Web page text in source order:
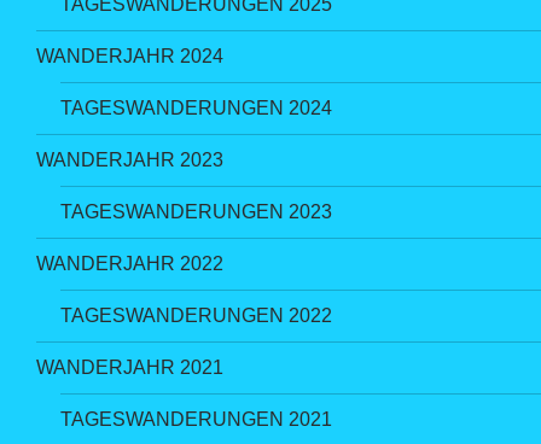
TAGESWANDERUNGEN 2025
WANDERJAHR 2024
TAGESWANDERUNGEN 2024
WANDERJAHR 2023
TAGESWANDERUNGEN 2023
WANDERJAHR 2022
TAGESWANDERUNGEN 2022
WANDERJAHR 2021
TAGESWANDERUNGEN 2021